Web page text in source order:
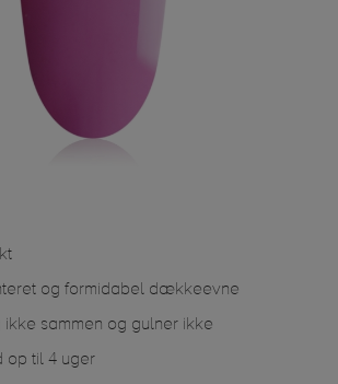
og formidabel dækkeevne
ikke sammen og gulner ikke
op til 4 uger